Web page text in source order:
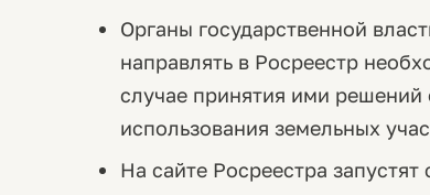
Органы государственной
направлять в Росреестр
случае принятия ими
использования земельных
На сайте Росреестра